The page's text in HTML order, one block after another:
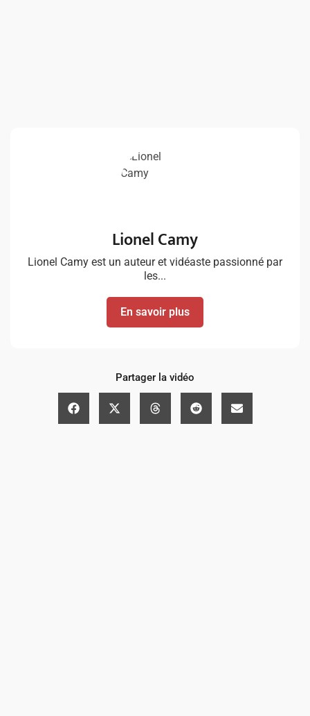
Lionel Camy
Lionel Camy est un auteur et vidéaste passionné par
les...
En savoir plus
Partager la vidéo